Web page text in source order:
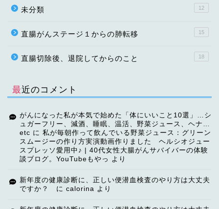
未分類 12
直腸がんステージ１からの肺転移 15
直腸切除後、退院してからのこと 18
最近のコメント
がんになった私が本気で始めた「体にいいこと10選」…シ
ュガーフリー、減酒、睡眠、温活、野菜ジュース、ヘナ…
etc に 私が毎朝作って飲んでいる野菜ジュース：グリーン
スムージーの作り方実演動画作りました ヘルシオジュー
スプレッソ愛用中♪ | 40代女性大腸がんサバイバーの体験
談ブログ。YouTubeもやっ
より
新年度の健康診断に、正しい便潜血検査のやり方は大丈夫
ですか？
に calorina より
TOP